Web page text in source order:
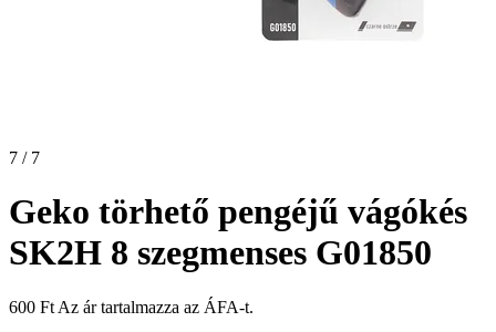
7 / 7
Geko törhető pengéjű vágókés
SK2H 8 szegmenses G01850
600 Ft Az ár tartalmazza az ÁFA-t.